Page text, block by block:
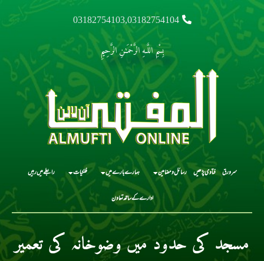
03182754103,03182754104
بِسْمِ اللَّـهِ الرَّحْمَـٰنِ الرَّحِيمِ
سرورق فتاوی پڑھیں رسائل و مضامین ہمارے بارے میں فلکیات رابطے میں رہیں
ادارے کے ساتھ تعاون
مسجد کی حدود میں وضوخانہ کی تعمیر